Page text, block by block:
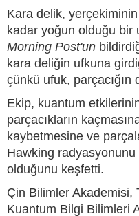
Kara delik, yerçekiminin
kadar yoğun olduğu bir
Morning Post'un
kara deliğin ufkuna
çünkü ufuk,
Ekip, kuantum
parçacıkların
kaybetmesine ve
Hawking radyasyonunu
olduğunu keşfetti.
Çin Bilimler Akademisi,
Kuantum Bilgi Bilimleri